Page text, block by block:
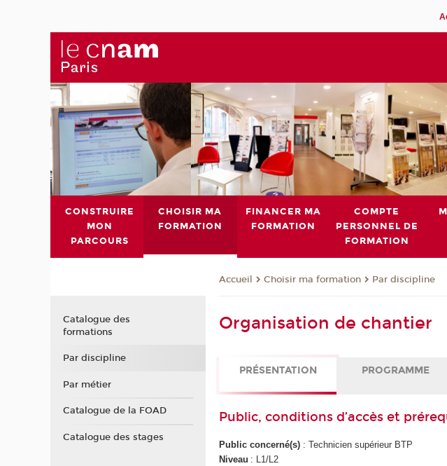
CONSTRUIRE
MON
PARCOURS
CHOISIR MA
FORMATION
FINANCER MA
FORMATION
COMPTE
PERSONNEL DE
FORMATION
Accueil Choisir ma formation Par discipline
Organisation de chantier
PRÉSENTATION PROGRAMME
Public, conditions d’accès et
Public concerné(s) : Technicien supérieur BTP
Niveau : L1/L2
Catalogue des
formations
Par discipline
Par métier
Catalogue de la FOAD
Catalogue des stages